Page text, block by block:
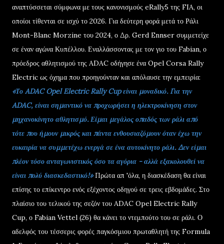
αναπτύσσεται σύμφωνα με τους κανονισμούς eRally5 της FIA, οι
οποίοι τίθενται σε ισχύ το 2026. Για δεύτερη φορά μετά το Ράλι
Mont-Blanc Morzine του 2024, ο Δρ. Gerd Ennser συμμετείχε
σε έναν αγώνα Κυπέλλου. Εναλλάσσοντας με τον γιο του Fabian, ο
πρόεδρος αθλητισμού της ADAC οδήγησε ένα Opel Corsa Rally
Electric ως όχημα που προηγούνταν και απόλαυσε την εμπειρία:
«Το ADAC Opel Electric Rally Cup είναι μοναδικό. Για την
ADAC, είναι σημαντικό να προχωρήσει η ηλεκτροκίνηση στον
μηχανοκίνητο αθλητισμό. Είμαι μεγάλος οπαδός των ράλι από
τότε που ήμουν μικρός και πάντα ενθουσιαζόμουν όταν έχω την
ευκαιρία να συμμετέχω ενεργά σε ένα αυτοκίνητο ράλι. Δεν είμαι
πλέον τόσο ανταγωνιστικός όσο τα αγόρια - αλλά εξακολουθεί να
είναι πολύ διασκεδαστικό!»Πρώτα απ 'όλα, η διασκέδαση θα είναι
επίσης το επίκεντρο ενός εξέχοντος οδηγού σε τρεις εβδομάδες. Στο
πλαίσιο του τελικού της σεζόν του ADAC Opel Electric Rally
Cup, ο Fabian Vettel (26) θα κάνει το ντεμπούτο του σε ράλι. Ο
αδελφός του τέσσερις φορές παγκόσμιου πρωταθλητή της Formula